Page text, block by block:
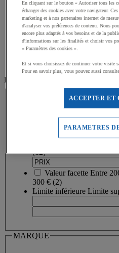
Mallettes et coffrets
Accessoires Course
Accueil
Sports outdoor
Casques Escalade
Filtrez par
(12)
Valeur facette Entre
300 € (2)
Limite inférieure Limite
MARQUE
En cliquant sur le bouton « Autoriser tous les
échanger des cookies avec votre navigateur.
marketing et à nos partenaires internet de
d'analyser vos préférences de contenu. Nous
encore plus adaptés à vos besoins et de la
d'informations sur les finalités et choisir vos
« Paramètres des cookies ».
Et si vous choisissez de continuer votre visite
Pour en savoir plus, vous pouvez aussi
ACCEPTER ET
PARAMETRES